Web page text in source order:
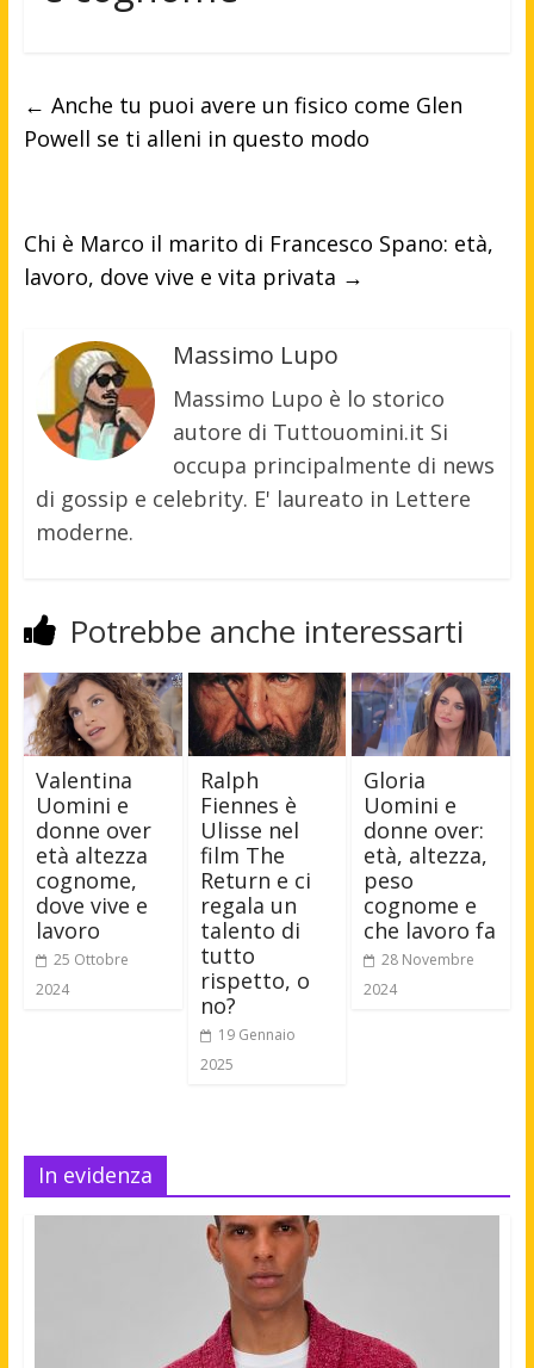
← Anche tu puoi avere un fisico come Glen
Powell se ti alleni in questo modo
Chi è Marco il marito di Francesco Spano: età,
lavoro, dove vive e vita privata →
Massimo Lupo
Massimo Lupo è lo storico
autore di Tuttouomini.it Si
occupa principalmente di news
di gossip e celebrity. E' laureato in Lettere
moderne.
Potrebbe anche interessarti
Valentina
Uomini e
donne over
età altezza
cognome,
dove vive e
lavoro
25 Ottobre
2024
Ralph
Fiennes è
Ulisse nel
film The
Return e ci
regala un
talento di
tutto
rispetto, o
no?
19 Gennaio
2025
Gloria
Uomini e
donne over:
età, altezza,
peso
cognome e
che lavoro fa
28 Novembre
2024
In evidenza